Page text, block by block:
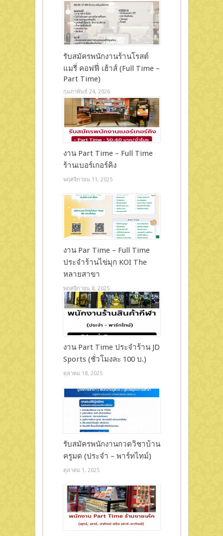
รับสมัครพนักงานร้านโรสต์
แมรี่ คอฟฟี่ เฮ้าส์ (Full Time –
Part Time)
กุมภาพันธ์ 24, 2026
งาน Part Time – Full Time
ร้านเบอร์เกอร์คิง
พฤศจิกายน 11, 2025
งาน Par Time – Full Time
ประจำร้านไข่มุก KOI The
หลายสาขา
พฤศจิกายน 8, 2025
งาน Part Time ประจำร้าน JD
Sports (ชั่วโมงละ 100 บ.)
ตุลาคม 18, 2025
รับสมัครพนักงานกวดวิชาบ้าน
ครูมด (ประจำ – พาร์ทไทม์)
ตุลาคม 1, 2025